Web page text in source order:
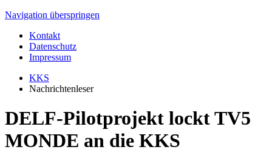
Navigation überspringen
Kontakt
Datenschutz
Impressum
KKS
Nachrichtenleser
DELF-Pilotprojekt lockt TV5
MONDE an die KKS